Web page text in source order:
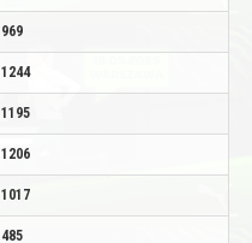
969
1244
1195
1206
1017
485